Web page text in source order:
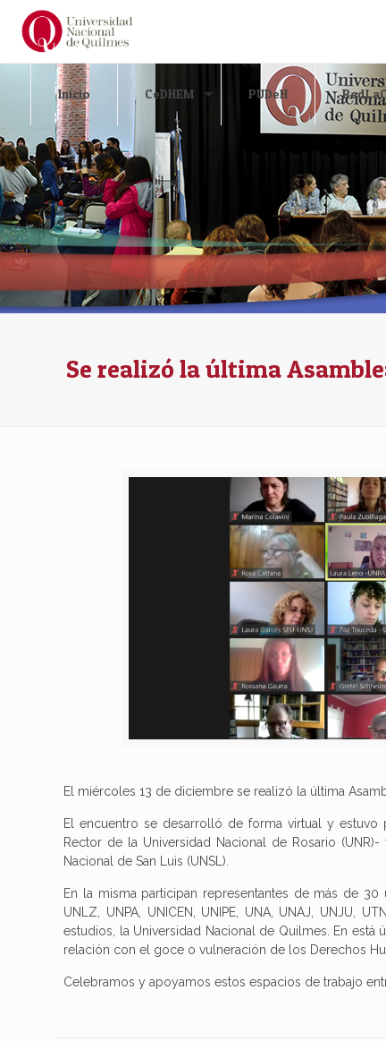
Inicio CeDHEM PUDeH
Se realizó la última
El miércoles 13 de diciembre se realizó la última
El encuentro se desarrolló de forma virtual y
Rector de la Universidad Nacional de Rosario
Nacional de San Luis (UNSL).
En la misma participan representantes de más de 30
UNLZ, UNPA, UNICEN, UNIPE, UNA, UNAJ, UNJU,
estudios, la Universidad Nacional de Quilmes. En
relación con el goce o vulneración de los Derechos
Celebramos y apoyamos estos espacios de trabajo